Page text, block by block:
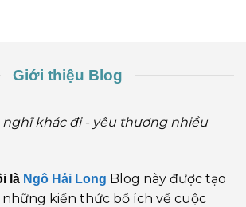
Giới thiệu Blog
nghĩ khác đi - yêu thương nhiều
là Ngô Hải Long Blog này được tạo
những kiến thức bổ ích về cuộc